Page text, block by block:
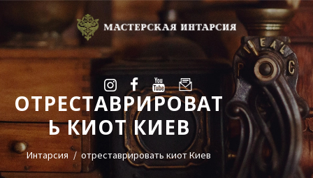
ОТРЕСТАВРИРОВАТ
Ь КИОТ КИЕВ
Интарсия отреставрировать киот Киев
УСЛУГИ
ГАЛЕРЕЯ
ОЦЕНКА
О НАС